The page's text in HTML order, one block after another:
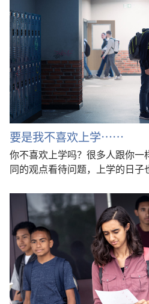
要是我不喜欢上学……
你不喜欢上学吗？很多人跟你
同的观点看待问题，上学的日子